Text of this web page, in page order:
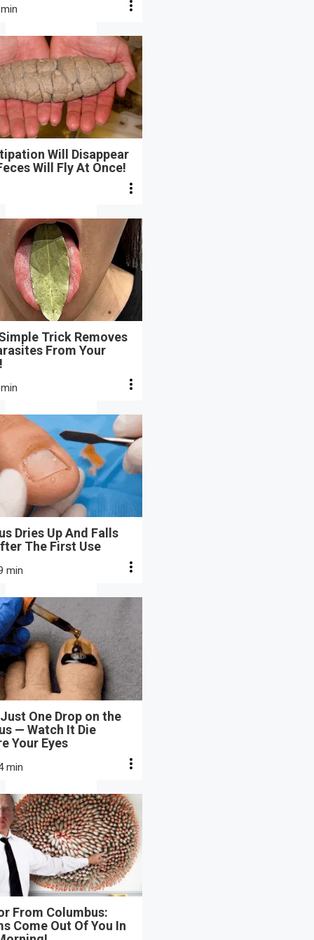
Will Disappear
Will Fly At Once!
Trick Removes
From Your
Dries Up And Falls
The First Use
min
One Drop on the
— Watch It Die
Your Eyes
min
From Columbus:
Come Out Of You In